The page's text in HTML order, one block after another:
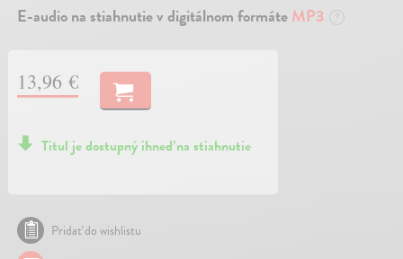
E-audio na stiahnutie v digitálnom formáteMP3 ?
13,96 €
Titul je dostupný ihneď na stiahnutie
Pridať do wishlistu